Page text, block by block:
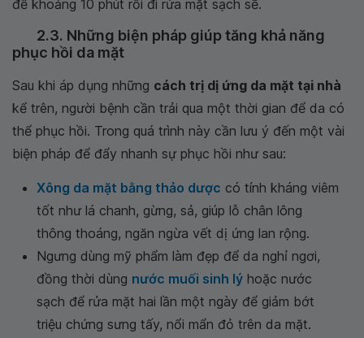
để khoảng 10 phút rồi đi rửa mặt sạch sẽ.
2.3. Những biện pháp giúp tăng khả năng
phục hồi da mặt
Sau khi áp dụng những cách trị dị ứng da mặt tại nhà
kể trên, người bệnh cần trải qua một thời gian để da có
thể phục hồi. Trong quá trình này cần lưu ý đến một vài
biện pháp để đẩy nhanh sự phục hồi như sau:
Xông da mặt bằng thảo dược có tính kháng viêm
tốt như lá chanh, gừng, sả, giúp lỗ chân lông
thông thoáng, ngăn ngừa vết dị ứng lan rộng.
Ngưng dùng mỹ phẩm làm đẹp để da nghỉ ngơi,
đồng thời dùng nước muối sinh lý hoặc nước
sạch để rửa mặt hai lần một ngày để giảm bớt
triệu chứng sưng tấy, nổi mẩn đỏ trên da mặt.